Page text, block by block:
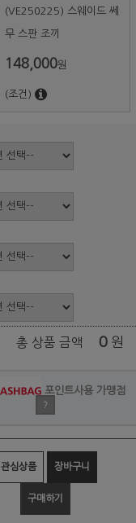
(VE250225) 스웨이드 쎄
무 스판 조끼
148,000원
(조건)
총 상품 금액 0 원
포인트사용 가맹점
?
관심상품 장바구니
구매하기